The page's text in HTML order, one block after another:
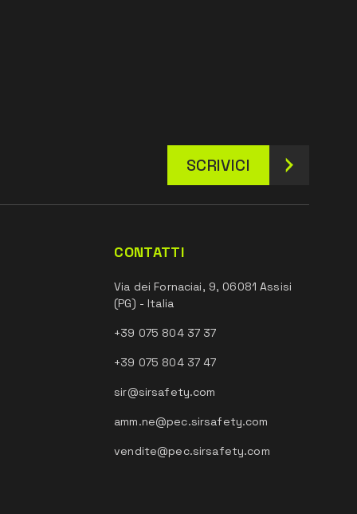
SCRIVICI
CONTATTI
Via dei Fornaciai, 9, 06081 Assisi
(PG) - Italia
+39 075 804 37 37
+39 075 804 37 47
sir@sirsafety.com
amm.ne@pec.sirsafety.com
vendite@pec.sirsafety.com